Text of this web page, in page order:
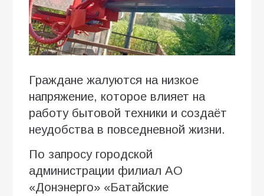
Граждане жалуются на низкое
напряжение, которое влияет на
работу бытовой техники и создаёт
неудобства в повседневной жизни.
По запросу городской
администрации филиал АО
«Донэнерго» «Батайские